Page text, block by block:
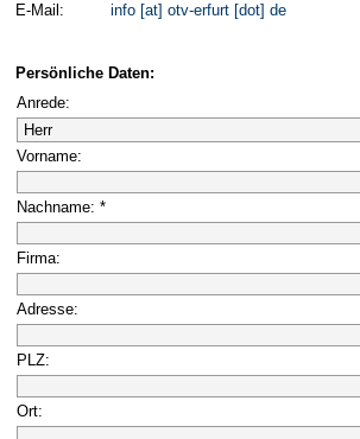
E-Mail:
info [at] otv-erfurt [dot] de
Persönliche Daten:
Anrede:
Vorname:
Nachname: *
Firma:
Adresse:
PLZ:
Ort: